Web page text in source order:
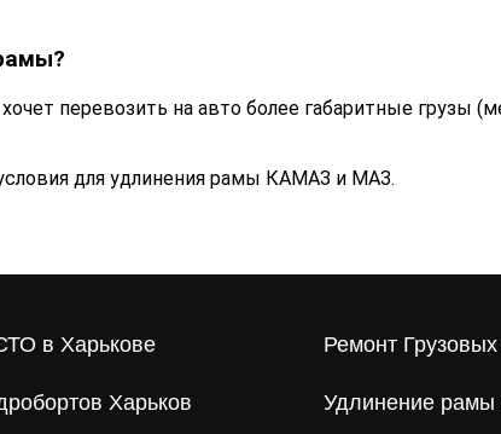
перевозить на авто более габаритные грузы
для удлинения рамы КАМАЗ и МАЗ.
в Харькове
Харьков
Ремонт
Удлинение рамы